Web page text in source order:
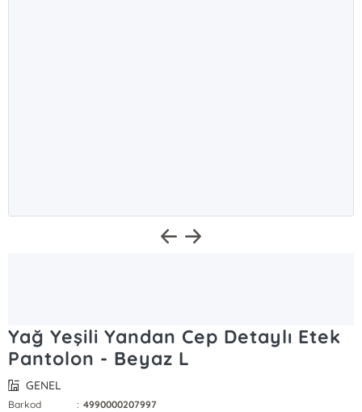
Yağ Yeşili Yandan Cep Detaylı Etek
Pantolon - Beyaz L
GENEL
Barkod : 4990000207997